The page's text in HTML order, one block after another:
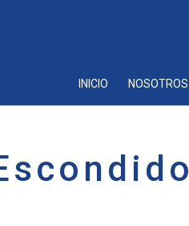
INICIO NOSOTROS